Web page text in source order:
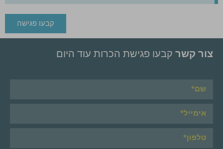
קבעו פגישה
צור קשר קבעו פגישת הכרות עוד היום